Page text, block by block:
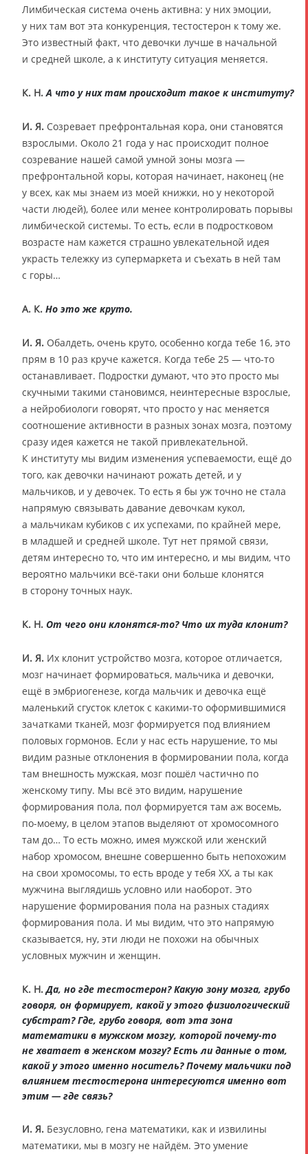
Лимбическая система очень активна: у них эмоции,
у них там вот эта конкуренция, тестостерон к тому же.
Это известный факт, что девочки лучше в начальной
и средней школе, а к институту ситуация меняется.
К. Н. А что у них там происходит такое к институту?
И. Я. Созревает префронтальная кора, они становятся
взрослыми. Около 21 года у нас происходит полное
созревание нашей самой умной зоны мозга —
префронтальной коры, которая начинает, наконец (не
у всех, как мы знаем из моей книжки, но у некоторой
части людей), более или менее контролировать порывы
лимбической системы. То есть, если в подростковом
возрасте нам кажется страшно увлекательной идея
украсть тележку из супермаркета и съехать в ней там
с горы…
А. К. Но это же круто.
И. Я. Обалдеть, очень круто, особенно когда тебе 16, это
прям в 10 раз круче кажется. Когда тебе 25 — что-то
останавливает. Подростки думают, что это просто мы
скучными такими становимся, неинтересные взрослые,
а нейробиологи говорят, что просто у нас меняется
соотношение активности в разных зонах мозга, поэтому
сразу идея кажется не такой привлекательной.
К институту мы видим изменения успеваемости, ещё до
того, как девочки начинают рожать детей, и у
мальчиков, и у девочек. То есть я бы уж точно не стала
напрямую связывать давание девочкам кукол,
а мальчикам кубиков с их успехами, по крайней мере,
в младшей и средней школе. Тут нет прямой связи,
детям интересно то, что им интересно, и мы видим, что
вероятно мальчики всё-таки они больше клонятся
в сторону точных наук.
К. Н. От чего они клонятся-то? Что их туда клонит?
И. Я. Их клонит устройство мозга, которое отличается,
мозг начинает формироваться, мальчика и девочки,
ещё в эмбриогенезе, когда мальчик и девочка ещё
маленький сгусток клеток с какими-то оформившимися
зачатками тканей, мозг формируется под влиянием
половых гормонов. Если у нас есть нарушение, то мы
видим разные отклонения в формировании пола, когда
там внешность мужская, мозг пошёл частично по
женскому типу. Мы всё это видим, нарушение
формирования пола, пол формируется там аж восемь,
по-моему, в целом этапов выделяют от хромосомного
там до… То есть можно, имея мужской или женский
набор хромосом, внешне совершенно быть непохожим
на свои хромосомы, то есть вроде у тебя ХХ, а ты как
мужчина выглядишь условно или наоборот. Это
нарушение формирования пола на разных стадиях
формирования пола. И мы видим, что это напрямую
сказывается, ну, эти люди не похожи на обычных
условных мужчин и женщин.
К. Н. Да, но где тестостерон? Какую зону мозга, грубо
говоря, он формирует, какой у этого физиологический
субстрат? Где, грубо говоря, вот эта зона
математики в мужском мозгу, которой почему-то
не хватает в женском мозгу? Есть ли данные о том,
какой у этого именно носитель? Почему мальчики под
влиянием тестостерона интересуются именно вот
этим — где связь?
И. Я. Безусловно, гена математики, как и извилины
математики, мы в мозгу не найдём. Это умение